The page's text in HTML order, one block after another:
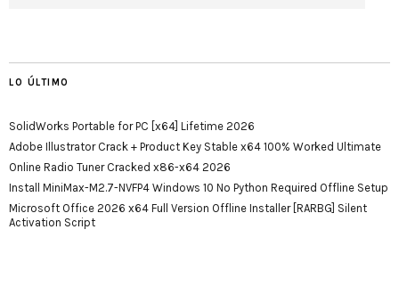
LO ÚLTIMO
SolidWorks Portable for PC [x64] Lifetime 2026
Adobe Illustrator Crack + Product Key Stable x64 100% Worked Ultimate
Online Radio Tuner Cracked x86-x64 2026
Install MiniMax-M2.7-NVFP4 Windows 10 No Python Required Offline Setup
Microsoft Office 2026 x64 Full Version Offline Installer [RARBG] Silent
Activation Script